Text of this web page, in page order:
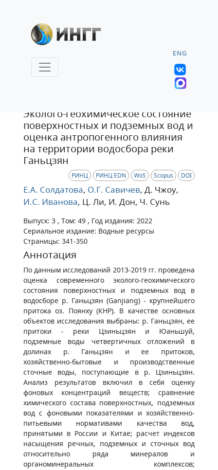
ENG
Эколого-геохимическое состояние
поверхностных и подземных вод и
оценка антропогенного влияния
на территории водосбора реки
Ганьцзян
РИНЦ РИНЦ EDN WoS Scopus DOI
Е.А. Солдатова, О.Г. Савичев, Д. Чжоу,
И.С. Иванова, Ц. Ли, И. Дон, Ч. Сунь
Выпуск: 3 , Том: 49 , Год издания: 2022
Сериальное издание: Водные ресурсы
Страницы: 341-350
Аннотация
По данным исследований 2013-2019 гг. проведена
оценка современного эколого-геохимического
состояния поверхностных и подземных вод в
водосборе р. Ганьцзян (Ganjiang) - крупнейшего
притока оз. Поянху (КНР). В качестве основных
объектов исследования выбраны: р. Ганьцзян, ее
притоки - реки Цзиньцзян и Юаньшуй,
подземные воды четвертичных отложений в
долинах р. Ганьцзян и ее притоков,
хозяйственно-бытовые и производственные
сточные воды, поступающие в р. Цзиньцзян.
Анализ результатов включил в себя оценку
фоновых концентраций веществ; сравнение
химического состава поверхностных, подземных
вод с фоновыми показателями и хозяйственно-
питьевыми нормативами качества вод,
принятыми в России и Китае; расчет индексов
насыщения речных, подземных и сточных вод
относительно ряда минералов и
органоминеральных комплексов;